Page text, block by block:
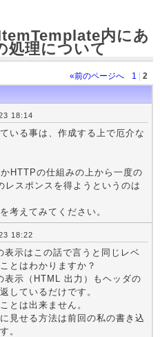
内にあ
処理について
«前のページへ 1 2
18:14
いる事は、作成する上で厄介な
HTTPの仕組みの上から一度の
レスポンスを得ようというのは
考えてみてください。
18:22
表示はこの話で言うと同じレベ
とはわかりますか？
表示（HTML 出力）もヘッダの
しているだけです。
とは出来ません。
見せる方法は前回の私の書き込
。